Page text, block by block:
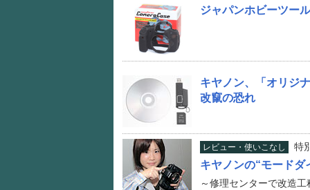
ジャパンホビーツー
キヤノン、「オリジ
改竄の恐れ
レビュー・使いこなし 特
キヤノンの“モードダ
～修理センターで改造工